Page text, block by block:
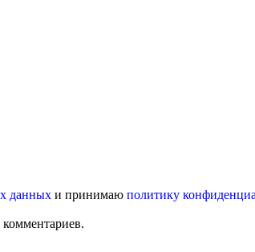
данных и принимаю политику